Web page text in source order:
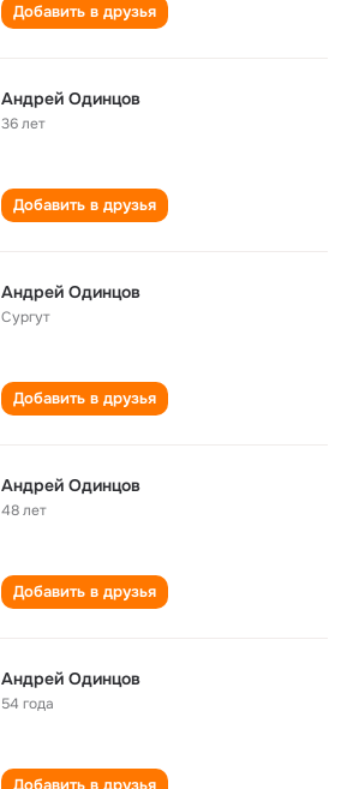
Добавить в друзья
Андрей Одинцов
36 лет
Добавить в друзья
Андрей Одинцов
Сургут
Добавить в друзья
Андрей Одинцов
48 лет
Добавить в друзья
Андрей Одинцов
54 года
Добавить в друзья